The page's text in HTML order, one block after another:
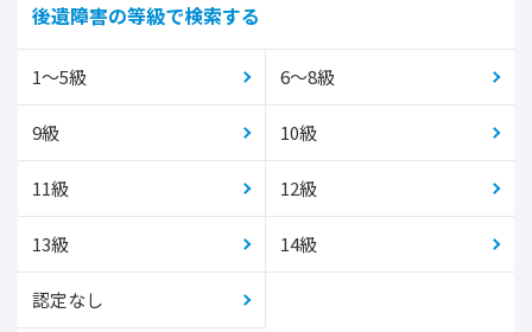
後遺障害の等級で検索する
1～5級 6～8級
9級 10級
11級 12級
13級 14級
認定なし